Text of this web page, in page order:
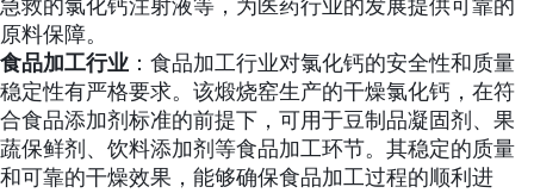
急救的氯化钙注射液等，为医药行业的发展提供可靠的
原料保障。
食品加工行业 ：食品加工行业对氯化钙的安全性和质量
稳定性有严格要求。该煅烧窑生产的干燥氯化钙，在符
合食品添加剂标准的前提下，可用于豆制品凝固剂、果
蔬保鲜剂、饮料添加剂等食品加工环节。其稳定的质量
和可靠的干燥效果，能够确保食品加工过程的顺利进